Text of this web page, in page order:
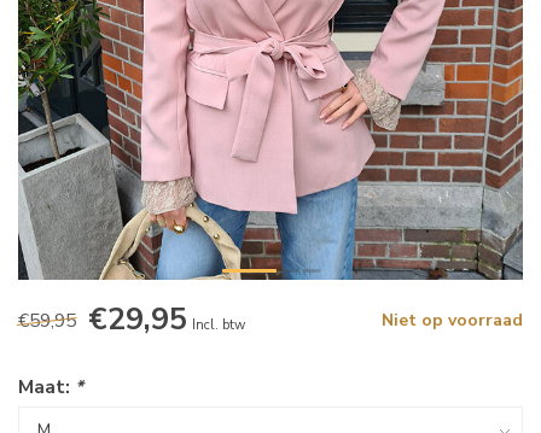
€59,95 €29,95 Incl. btw Niet op voorraad
Maat: *